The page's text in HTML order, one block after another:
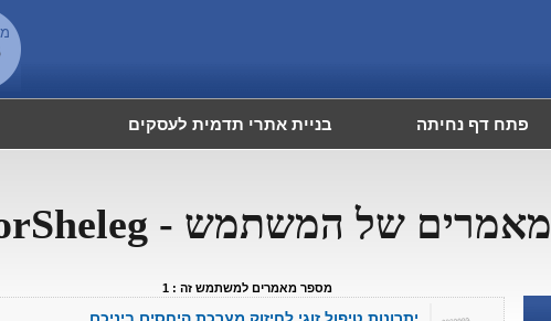
פתח דף נחיתה בניית אתרי תדמית לעסקים
מאמרים של המשתמש - DrorSheleg
מספר מאמרים למשתמש זה : 1